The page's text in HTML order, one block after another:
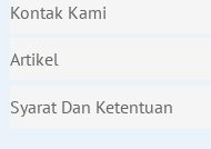
Kontak Kami
Artikel
Syarat Dan Ketentuan